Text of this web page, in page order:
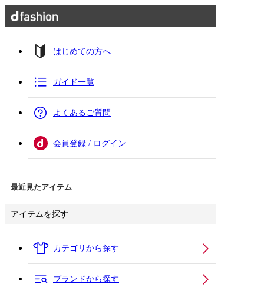
はじめての方へ
ガイド一覧
よくあるご質問
会員登録 / ログイン
最近見たアイテム
アイテムを探す
カテゴリから探す
ブランドから探す